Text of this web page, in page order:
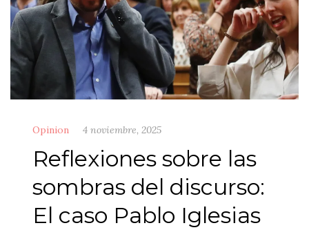
Opinion 4 noviembre, 2025
Reflexiones sobre las
sombras del discurso:
El caso Pablo Iglesias